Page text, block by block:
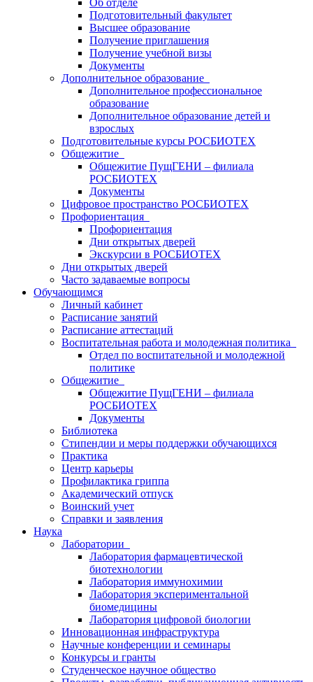
Об отделе
Подготовительный факультет
Высшее образование
Получение приглашения
Получение учебной визы
Документы
Дополнительное образование
Дополнительное профессиональное
образование
Дополнительное образование детей и
взрослых
Подготовительные курсы РОСБИОТЕХ
Общежитие
Общежитие ПущГЕНИ – филиала
РОСБИОТЕХ
Документы
Цифровое пространство РОСБИОТЕХ
Профориентация
Профориентация
Дни открытых дверей
Экскурсии в РОСБИОТЕХ
Дни открытых дверей
Часто задаваемые вопросы
Обучающимся
Личный кабинет
Расписание занятий
Расписание аттестаций
Воспитательная работа и молодежная политика
Отдел по воспитательной и молодежной
политике
Общежитие
Общежитие ПущГЕНИ – филиала
РОСБИОТЕХ
Документы
Библиотека
Стипендии и меры поддержки обучающихся
Практика
Центр карьеры
Профилактика гриппа
Академический отпуск
Воинский учет
Справки и заявления
Наука
Лаборатории
Лаборатория фармацевтической
биотехнологии
Лаборатория иммунохимии
Лаборатория экспериментальной
биомедицины
Лаборатория цифровой биологии
Инновационная инфраструктура
Научные конференции и семинары
Конкурсы и гранты
Студенческое научное общество